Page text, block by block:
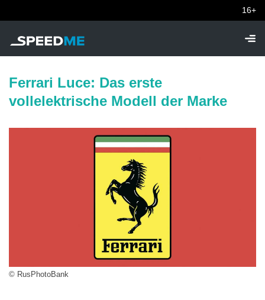
16+
Ferrari Luce: Das erste
vollelektrische Modell der Marke
© RusPhotoBank